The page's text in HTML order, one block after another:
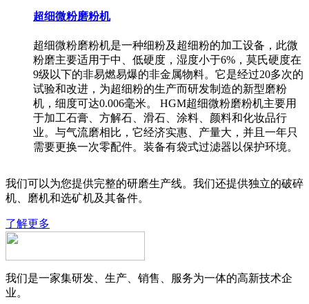
超细微粉磨粉机
超细微粉磨粉机是一种细粉及超细粉的加工设备，此微
粉磨主要适用于中、低硬度，湿度小于6%，莫氏硬度在
9级以下的非易燃易爆的非金属物料。它是经过20多次的
试验和改进，为超细粉的生产而研发制造的新型磨粉
机，细度可达0.006毫米。 HGM超细微粉磨粉机主要用
于加工石膏、方解石、滑石、涂料、颜料和化妆品行
业。与气流磨相比，它经济实惠、产量大，并且一年只
需要更换一次零配件。装备有袋式过滤器以保护环境。
我们可以为您提供完整的研磨生产线。我们还提供独立的破碎
机、磨机和选矿机及其备件。
了解更多
我们是一家集研发、生产、销售、服务为一体的高新技术企
业。